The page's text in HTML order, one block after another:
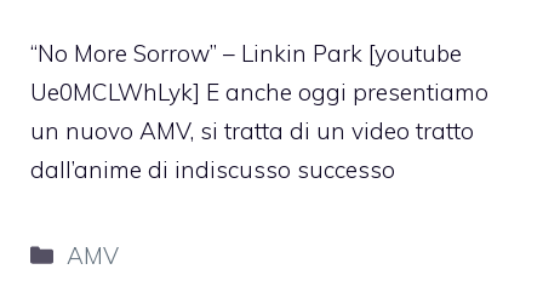
“No More Sorrow” – Linkin Park [youtube
Ue0MCLWhLyk] E anche oggi presentiamo
un nuovo AMV, si tratta di un video tratto
dall’anime di indiscusso successo
Categorie
AMV